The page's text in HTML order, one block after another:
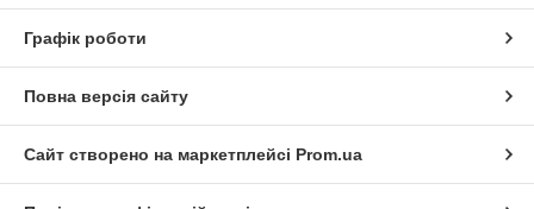
Графік роботи
Повна версія сайту
Сайт створено на маркетплейсі Prom.ua